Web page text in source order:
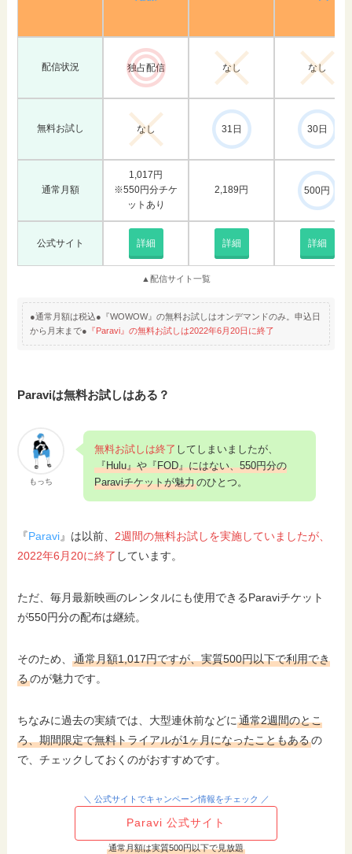
配信状況 独占配信 なし なし
無料お試し なし 31日 30日
通常月額
1,017円
※550円分チケ
ットあり
2,189円 500円
公式サイト 詳細 詳細 詳細
▲配信サイト一覧
●通常月額は税込●『WOWOW』の無料お試しはオンデマンドのみ。申込日
から月末まで● 『Paravi』の無料お試しは2022年6月20日に終了
Paraviは無料お試しはある？
もっち
無料お試しは終了 してしまいましたが、
『Hulu』や『FOD』にはない、550円分の
Paraviチケットが魅力のひとつ。
『Paravi』は以前、 2週間の無料お試しを実施していましたが、
2022年6月20に終了 しています。
ただ、毎月最新映画のレンタルにも使用できるParaviチケット
が550円分の配布は継続。
そのため、通常月額1,017円ですが、実質500円以下で利用でき
るのが魅力です。
ちなみに過去の実績では、大型連休前などに通常2週間のとこ
ろ、期間限定で無料トライアルが1ヶ月になったこともあるの
で、チェックしておくのがおすすめです。
＼ 公式サイトでキャンペーン情報をチェック ／
Paravi 公式サイト
通常月額は実質500円以下で見放題